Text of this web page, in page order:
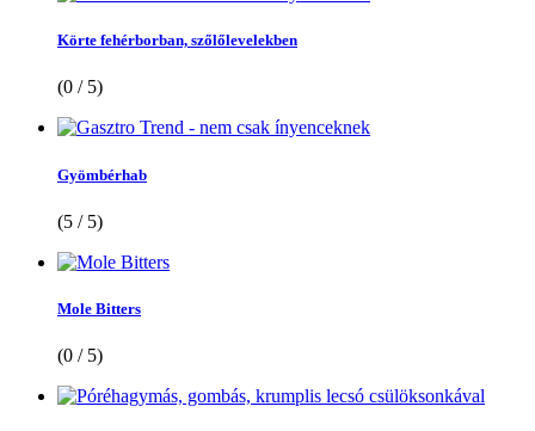
Körte fehérborban, szőlőlevelekben
(0 / 5)
Gyömbérhab
(5 / 5)
Mole Bitters
(0 / 5)